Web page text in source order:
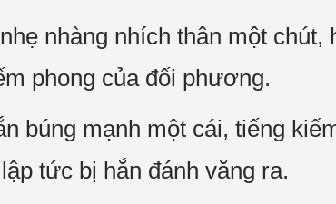
nhàng nhích thân một
phong của đối phương.
búng mạnh một cái, tiếng
tức bị hắn đánh văng ra.